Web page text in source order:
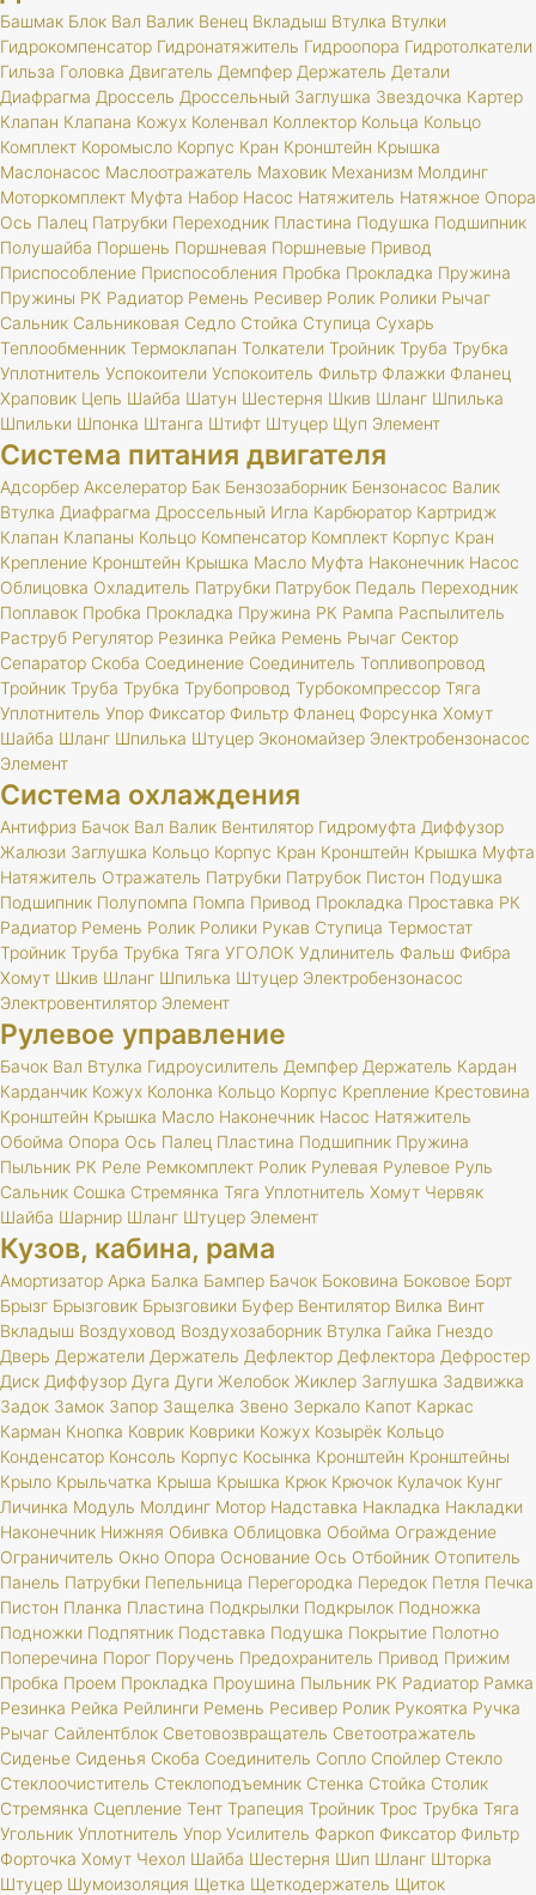
Башмак Блок Вал Валик Венец Вкладыш Втулка Втулки
Гидрокомпенсатор Гидронатяжитель Гидроопора Гидротолкатели
Гильза Головка Двигатель Демпфер Держатель Детали
Диафрагма Дроссель Дроссельный Заглушка Звездочка Картер
Клапан Клапана Кожух Коленвал Коллектор Кольца Кольцо
Комплект Коромысло Корпус Кран Кронштейн Крышка
Маслонасос Маслоотражатель Маховик Механизм Молдинг
Моторкомплект Муфта Набор Насос Натяжитель Натяжное Опора
Ось Палец Патрубки Переходник Пластина Подушка Подшипник
Полушайба Поршень Поршневая Поршневые Привод
Приспособление Приспособления Пробка Прокладка Пружина
Пружины РК Радиатор Ремень Ресивер Ролик Ролики Рычаг
Сальник Сальниковая Седло Стойка Ступица Сухарь
Теплообменник Термоклапан Толкатели Тройник Труба Трубка
Уплотнитель Успокоители Успокоитель Фильтр Флажки Фланец
Храповик Цепь Шайба Шатун Шестерня Шкив Шланг Шпилька
Шпильки Шпонка Штанга Штифт Штуцер Щуп Элемент
Система питания двигателя
Адсорбер Акселератор Бак Бензозаборник Бензонасос Валик
Втулка Диафрагма Дроссельный Игла Карбюратор Картридж
Клапан Клапаны Кольцо Компенсатор Комплект Корпус Кран
Крепление Кронштейн Крышка Масло Муфта Наконечник Насос
Облицовка Охладитель Патрубки Патрубок Педаль Переходник
Поплавок Пробка Прокладка Пружина РК Рампа Распылитель
Раструб Регулятор Резинка Рейка Ремень Рычаг Сектор
Сепаратор Скоба Соединение Соединитель Топливопровод
Тройник Труба Трубка Трубопровод Турбокомпрессор Тяга
Уплотнитель Упор Фиксатор Фильтр Фланец Форсунка Хомут
Шайба Шланг Шпилька Штуцер Экономайзер Электробензонасос
Элемент
Система охлаждения
Антифриз Бачок Вал Валик Вентилятор Гидромуфта Диффузор
Жалюзи Заглушка Кольцо Корпус Кран Кронштейн Крышка Муфта
Натяжитель Отражатель Патрубки Патрубок Пистон Подушка
Подшипник Полупомпа Помпа Привод Прокладка Проставка РК
Радиатор Ремень Ролик Ролики Рукав Ступица Термостат
Тройник Труба Трубка Тяга УГОЛОК Удлинитель Фальш Фибра
Хомут Шкив Шланг Шпилька Штуцер Электробензонасос
Электровентилятор Элемент
Рулевое управление
Бачок Вал Втулка Гидроусилитель Демпфер Держатель Кардан
Карданчик Кожух Колонка Кольцо Корпус Крепление Крестовина
Кронштейн Крышка Масло Наконечник Насос Натяжитель
Обойма Опора Ось Палец Пластина Подшипник Пружина
Пыльник РК Реле Ремкомплект Ролик Рулевая Рулевое Руль
Сальник Сошка Стремянка Тяга Уплотнитель Хомут Червяк
Шайба Шарнир Шланг Штуцер Элемент
Кузов, кабина, рама
Амортизатор Арка Балка Бампер Бачок Боковина Боковое Борт
Брызг Брызговик Брызговики Буфер Вентилятор Вилка Винт
Вкладыш Воздуховод Воздухозаборник Втулка Гайка Гнездо
Дверь Держатели Держатель Дефлектор Дефлектора Дефростер
Диск Диффузор Дуга Дуги Желобок Жиклер Заглушка Задвижка
Задок Замок Запор Защелка Звено Зеркало Капот Каркас
Карман Кнопка Коврик Коврики Кожух Козырёк Кольцо
Конденсатор Консоль Корпус Косынка Кронштейн Кронштейны
Крыло Крыльчатка Крыша Крышка Крюк Крючок Кулачок Кунг
Личинка Модуль Молдинг Мотор Надставка Накладка Накладки
Наконечник Нижняя Обивка Облицовка Обойма Ограждение
Ограничитель Окно Опора Основание Ось Отбойник Отопитель
Панель Патрубки Пепельница Перегородка Передок Петля Печка
Пистон Планка Пластина Подкрылки Подкрылок Подножка
Подножки Подпятник Подставка Подушка Покрытие Полотно
Поперечина Порог Поручень Предохранитель Привод Прижим
Пробка Проем Прокладка Проушина Пыльник РК Радиатор Рамка
Резинка Рейка Рейлинги Ремень Ресивер Ролик Рукоятка Ручка
Рычаг Сайлентблок Световозвращатель Светоотражатель
Сиденье Сиденья Скоба Соединитель Сопло Спойлер Стекло
Стеклоочиститель Стеклоподъемник Стенка Стойка Столик
Стремянка Сцепление Тент Трапеция Тройник Трос Трубка Тяга
Угольник Уплотнитель Упор Усилитель Фаркоп Фиксатор Фильтр
Форточка Хомут Чехол Шайба Шестерня Шип Шланг Шторка
Штуцер Шумоизоляция Щетка Щеткодержатель Щиток